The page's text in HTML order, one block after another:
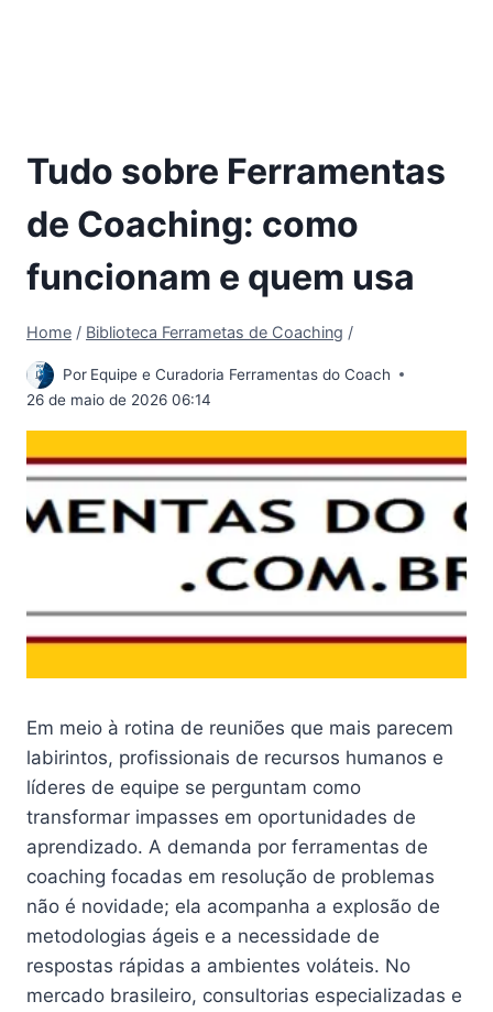
Tudo sobre Ferramentas
de Coaching: como
funcionam e quem usa
Home / Biblioteca Ferrametas de Coaching /
Por Equipe e Curadoria Ferramentas do Coach
26 de maio de 2026 06:14
Em meio à rotina de reuniões que mais parecem
labirintos, profissionais de recursos humanos e
líderes de equipe se perguntam como
transformar impasses em oportunidades de
aprendizado. A demanda por ferramentas de
coaching focadas em resolução de problemas
não é novidade; ela acompanha a explosão de
metodologias ágeis e a necessidade de
respostas rápidas a ambientes voláteis. No
mercado brasileiro, consultorias especializadas e